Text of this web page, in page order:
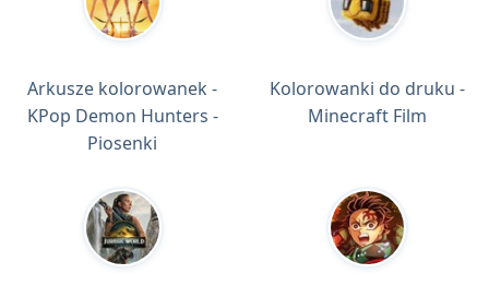
Arkusze kolorowanek -
KPop Demon Hunters -
Piosenki
Kolorowanki do druku -
Minecraft Film